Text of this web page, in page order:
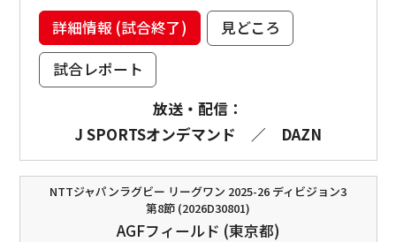
詳細情報 (試合終了)
見どころ
試合レポート
放送・配信：
J SPORTSオンデマンド
／ DAZN
NTTジャパンラグビー リーグワン 2025-26 ディビジョン3
第8節 (2026D30801)
AGFフィールド (東京都)